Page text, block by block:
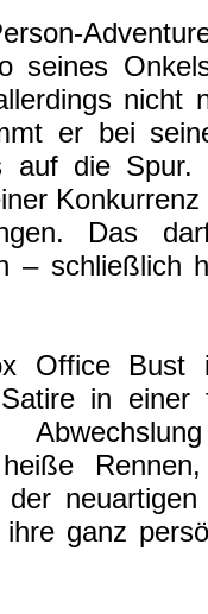
seines
nicht
er bei
auf die
Das
– schließlich
Office Bust
Satire in
heiße
neuartigen
ganz